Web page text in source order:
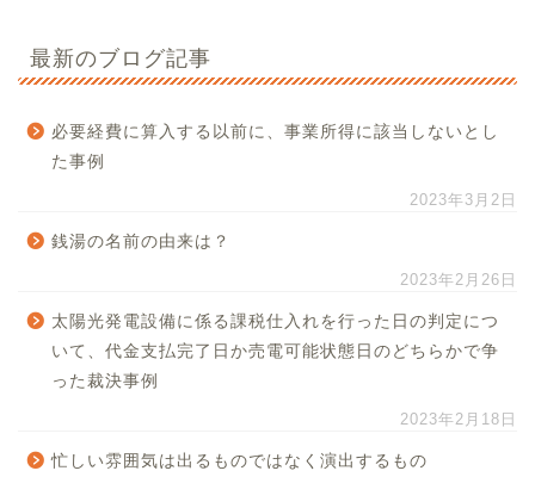
最新のブログ記事
必要経費に算入する以前に、事業所得に該当しないとし
た事例
2023年3月2日
銭湯の名前の由来は？
2023年2月26日
太陽光発電設備に係る課税仕入れを行った日の判定につ
いて、代金支払完了日か売電可能状態日のどちらかで争
った裁決事例
2023年2月18日
忙しい雰囲気は出るものではなく演出するもの